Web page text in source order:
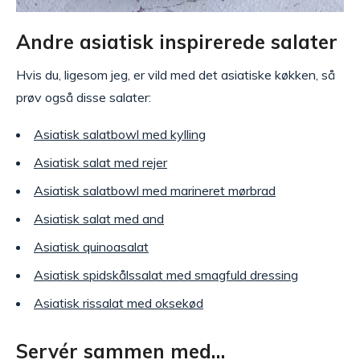
Andre asiatisk inspirerede salater
Hvis du, ligesom jeg, er vild med det asiatiske køkken, så
prøv også disse salater:
Asiatisk salatbowl med kylling
Asiatisk salat med rejer
Asiatisk salatbowl med marineret mørbrad
Asiatisk salat med and
Asiatisk quinoasalat
Asiatisk spidskålssalat med smagfuld dressing
Asiatisk rissalat med oksekød
Servér sammen med…